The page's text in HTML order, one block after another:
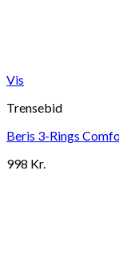
Vis
Trensebid
Beris 3-Rings
998 Kr.